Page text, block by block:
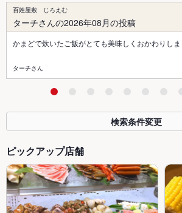
百姓屋敷 じろえむ
ターチさんの2026年08月の投稿
かまどで炊いたご飯がとても美味しくおかわりしま
ターチさん
検索条件変更
ピックアップ店舗